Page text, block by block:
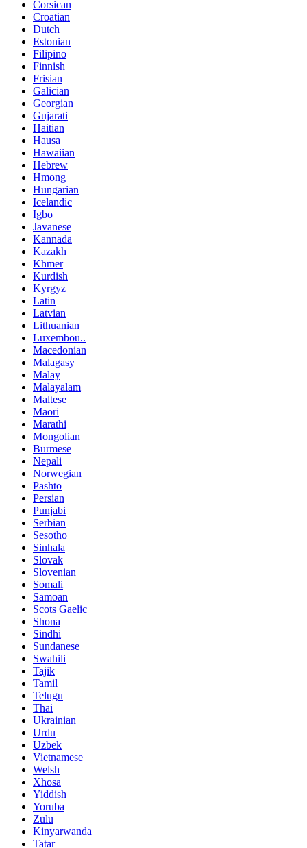
Corsican
Croatian
Dutch
Estonian
Filipino
Finnish
Frisian
Galician
Georgian
Gujarati
Haitian
Hausa
Hawaiian
Hebrew
Hmong
Hungarian
Icelandic
Igbo
Javanese
Kannada
Kazakh
Khmer
Kurdish
Kyrgyz
Latin
Latvian
Lithuanian
Luxembou..
Macedonian
Malagasy
Malay
Malayalam
Maltese
Maori
Marathi
Mongolian
Burmese
Nepali
Norwegian
Pashto
Persian
Punjabi
Serbian
Sesotho
Sinhala
Slovak
Slovenian
Somali
Samoan
Scots Gaelic
Shona
Sindhi
Sundanese
Swahili
Tajik
Tamil
Telugu
Thai
Ukrainian
Urdu
Uzbek
Vietnamese
Welsh
Xhosa
Yiddish
Yoruba
Zulu
Kinyarwanda
Tatar